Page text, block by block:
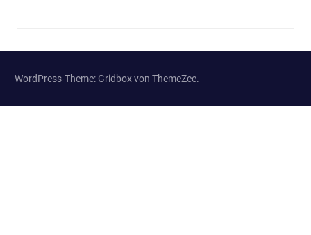
WordPress-Theme: Gridbox von ThemeZee.